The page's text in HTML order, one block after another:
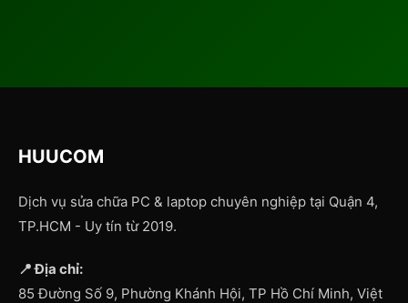
HUUCOM
Dịch vụ sửa chữa PC & laptop chuyên nghiệp tại Quận 4,
TP.HCM - Uy tín từ 2019.
📍 Địa chỉ:
85 Đường Số 9, Phường Khánh Hội, TP Hồ Chí Minh, Việt